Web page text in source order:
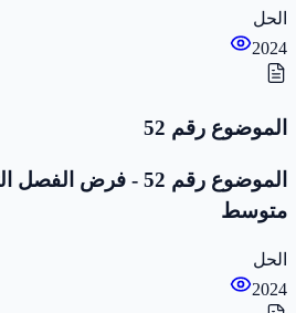
الحل
2024
الموضوع رقم 52
متوسط
الحل
2024